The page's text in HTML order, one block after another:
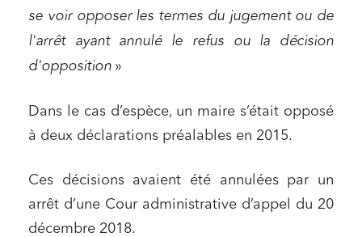
se voir opposer les termes du jugement ou de
l'arrêt ayant annulé le refus ou la décision
d'opposition »
Dans le cas d’espèce, un maire s’était opposé
à deux déclarations préalables en 2015.
Ces décisions avaient été annulées par un
arrêt d’une Cour administrative d’appel du 20
décembre 2018.
Droit du numérique, données et conformité
Relations sociales et droit du travail
Commande publique
Projets immobiliers
Banque finance et assurance